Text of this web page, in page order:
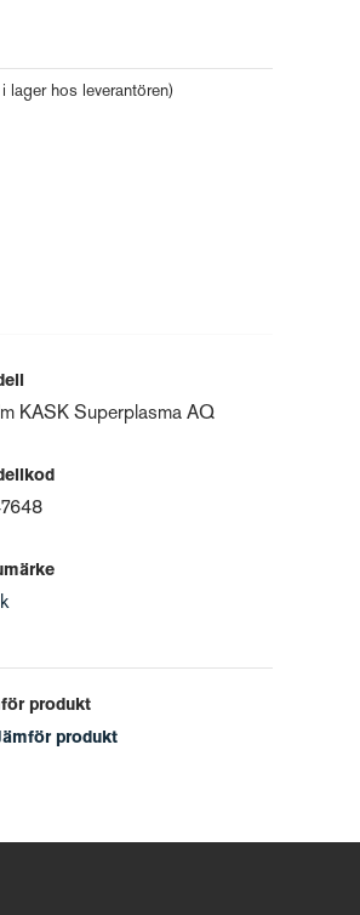
lager hos leverantören)
KASK Superplasma AQ
produkt
produkt